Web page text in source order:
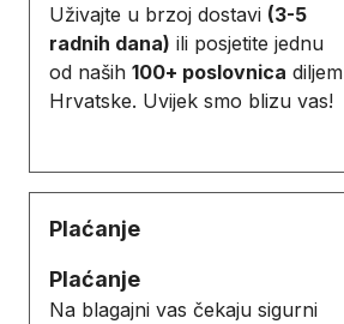
Uživajte u brzoj dostavi (3-5
radnih dana) ili posjetite jednu
od naših 100+ poslovnica diljem
Hrvatske. Uvijek smo blizu vas!
Plaćanje
Plaćanje
Na blagajni vas čekaju sigurni